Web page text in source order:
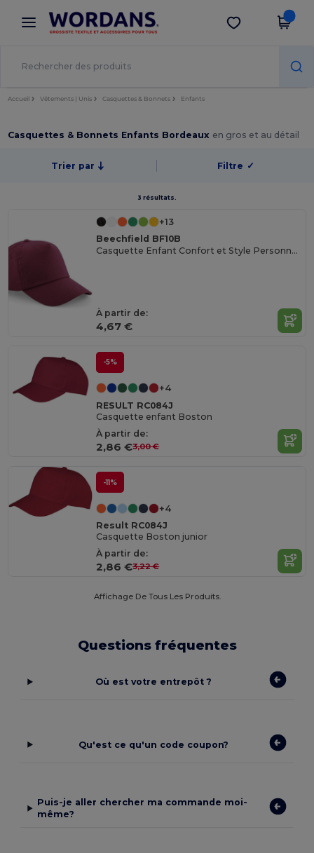
× Appli Wordans
Meilleurs prix sur l’app !
Obtenir l'appli
Accueil Vêtements | Unis Casquettes & Bonnets Enfants
Casquettes & Bonnets Enfants Bordeaux en gros et au détail
Trier par Filtre ✓
3 résultats.
+13
Beechfield BF10B
Casquette Enfant Confort et Style Personnalisable
À partir de:
4,67 €
-5%
+4
RESULT RC084J
Casquette enfant Boston
À partir de:
2,86 €3,00 €
-11%
+4
Result RC084J
Casquette Boston junior
À partir de:
2,86 €3,22 €
Affichage De Tous Les Produits.
Questions fréquentes
Où est votre entrepôt ?
Qu'est ce qu'un code coupon?
Puis-je aller chercher ma commande moi-
même?